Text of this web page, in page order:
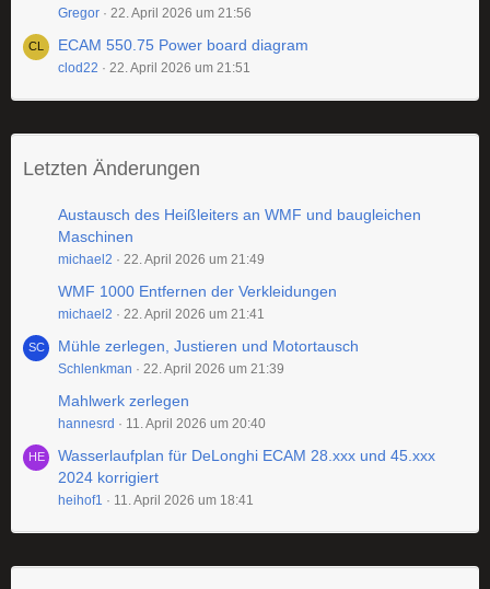
Gregor 22. April 2026 um 21:56
ECAM 550.75 Power board diagram
clod22 22. April 2026 um 21:51
Letzten Änderungen
Austausch des Heißleiters an WMF und baugleichen
Maschinen
michael2 22. April 2026 um 21:49
WMF 1000 Entfernen der Verkleidungen
michael2 22. April 2026 um 21:41
Mühle zerlegen, Justieren und Motortausch
Schlenkman 22. April 2026 um 21:39
Mahlwerk zerlegen
hannesrd 11. April 2026 um 20:40
Wasserlaufplan für DeLonghi ECAM 28.xxx und 45.xxx
2024 korrigiert
heihof1 11. April 2026 um 18:41